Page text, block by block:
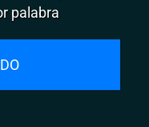
palabra